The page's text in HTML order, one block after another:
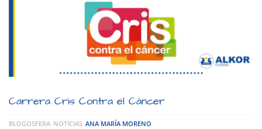
Carrera Cris Contra el Cáncer
BLOGOSFERA NOTICIAS ANA MARÍA MORENO